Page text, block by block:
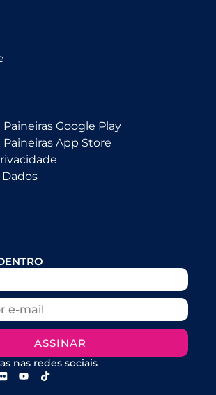
Google Play
App Store
ASSINAR
nas redes sociais